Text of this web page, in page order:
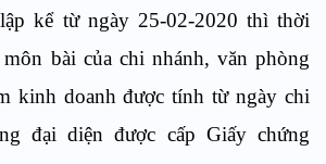
kể từ ngày 25-02-2020 thì thời
bài của chi nhánh, văn phòng
kinh doanh được tính từ ngày chi
đại diện được cấp Giấy chứng